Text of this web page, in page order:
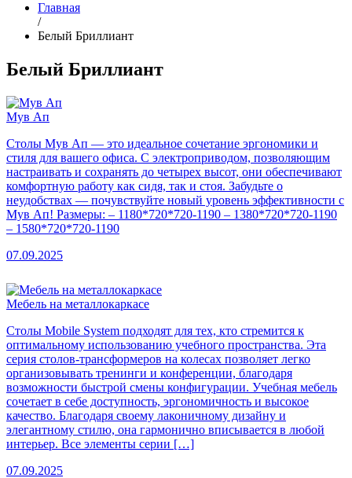
Главная
/
Белый Бриллиант
Белый Бриллиант
Мув Ап
Столы Мув Ап — это идеальное сочетание эргономики и
стиля для вашего офиса. С электроприводом, позволяющим
настраивать и сохранять до четырех высот, они обеспечивают
комфортную работу как сидя, так и стоя. Забудьте о
неудобствах — почувствуйте новый уровень эффективности с
Мув Ап! Размеры: – 1180*720*720-1190 – 1380*720*720-1190
– 1580*720*720-1190
07.09.2025
Мебель на металлокаркасе
Столы Mobile System подходят для тех, кто стремится к
оптимальному использованию учебного пространства. Эта
серия столов-трансформеров на колесах позволяет легко
организовывать тренинги и конференции, благодаря
возможности быстрой смены конфигурации. Учебная мебель
сочетает в себе доступность, эргономичность и высокое
качество. Благодаря своему лаконичному дизайну и
элегантному стилю, она гармонично вписывается в любой
интерьер. Все элементы серии […]
07.09.2025